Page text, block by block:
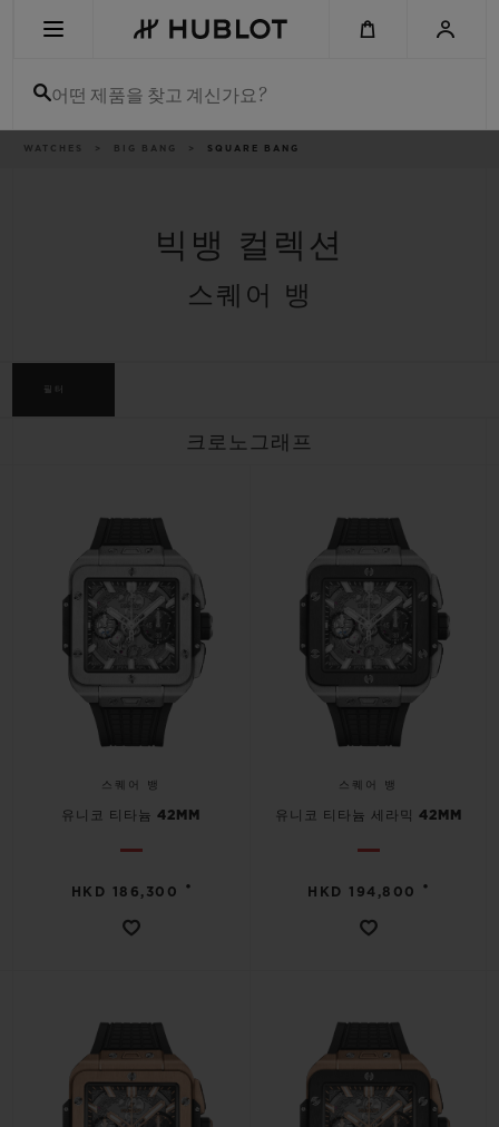
어떤 제품을 찾고 계신가요?
이
WATCHES BIG BANG SQUARE BANG
빅뱅 컬렉션
스퀘어 뱅
필터
크로노그래프
스퀘어 뱅
유니코 티타늄 42MM
HKD 186,300 •
스퀘어 뱅
유니코 티타늄 세라믹 42MM
HKD 194,800 •
썸머 멀티 컬러 세라믹
익스클루시브 서비스
5+5 워런티
휴블로티스타 및 연장 보증
안전한 결제